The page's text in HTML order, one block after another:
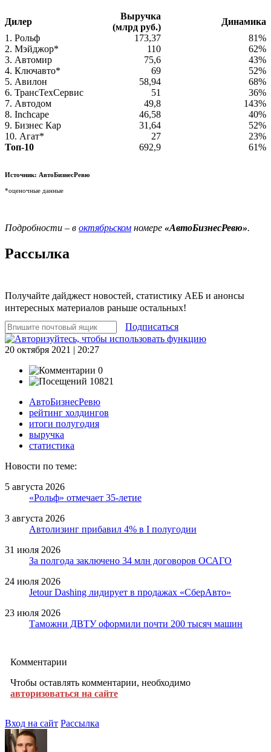
Дилер
Выручка
(млрд руб.)
Динамика
1. Рольф
173,37
81%
2. Мэйджор*
110
62%
3. Автомир
75,6
43%
4. Ключавто*
69
52%
5. Авилон
58,94
68%
6. ТрансТехСервис
51
36%
7. Автодом
49,8
143%
8. Inchcape
46,58
40%
9. Бизнес Кар
31,64
52%
10. Агат*
27
23%
Топ-10
692,9 61%
Источник: АвтоБизнесРевю
*оценочные данные
Подробности – в октябрьском номере «АвтоБизнесРевю».
Рассылка
Получайте дайджест новостей, статистику АЕБ и анонсы
интересных материалов раньше остальных!
Подписаться
20 октября 2021 | 20:27
0
10821
АвтоБизнесРевю
рейтинг холдингов
итоги полугодия
выручка
статистика
Новости по теме:
5 августа 2026
«Рольф» отмечает 35-летие
3 августа 2026
Автолизинг прибавил 4% в I полугодии
31 июля 2026
За полгода заключено 34 млн договоров ОСАГО
24 июля 2026
Jetour Dashing лидирует в продажах «СберАвто»
23 июля 2026
Таможни ДВТУ оформили почти 200 тысяч машин
Комментарии
Чтобы оставлять комментарии, необходимо
авторизоваться на сайте
Вход на сайт Рассылка